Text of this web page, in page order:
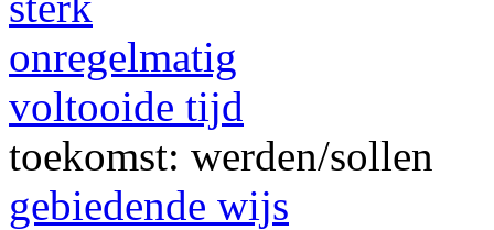
onregelmatig
voltooide tijd
toekomst: werden/sollen
gebiedende wijs